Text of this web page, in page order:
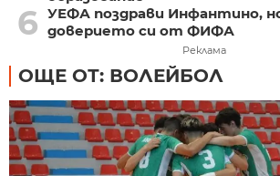
6 УЕФА поздрави Инфантино,
доверието си от ФИФА
Реклама
ОЩЕ ОТ: ВОЛЕЙБОЛ